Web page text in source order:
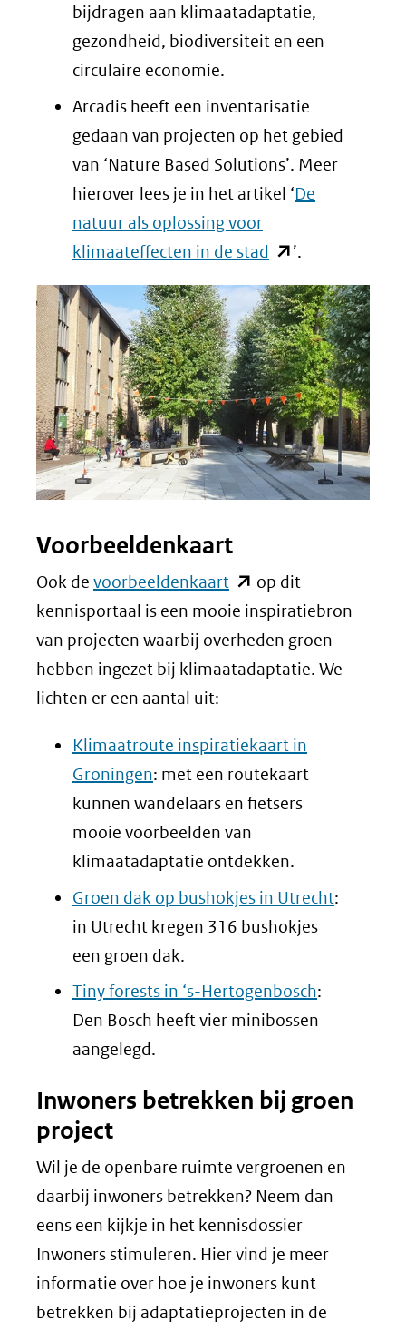
een
andere
website)
bijdragen aan klimaatadaptatie,
gezondheid, biodiversiteit en een
circulaire economie.
Arcadis heeft een inventarisatie
gedaan van projecten op het gebied
van ‘Nature Based Solutions’. Meer
hierover lees je in het artikel ‘De
natuur als oplossing voor
klimaateffecten in de stad (opent
nieuw
venster)
(verwijst
naar
een
andere
website)
’.
Voorbeeldenkaart
Ook de voorbeeldenkaart (opent
in
nieuw
venster)
een
andere
website)
op dit
kennisportaal is een mooie inspiratiebron
van projecten waarbij overheden groen
hebben ingezet bij klimaatadaptatie. We
lichten er een aantal uit:
Klimaatroute inspiratiekaart in
Groningen: met een routekaart
kunnen wandelaars en fietsers
mooie voorbeelden van
klimaatadaptatie ontdekken.
Groen dak op bushokjes in Utrecht:
in Utrecht kregen 316 bushokjes
een groen dak.
Tiny forests in ‘s-Hertogenbosch:
Den Bosch heeft vier minibossen
aangelegd.
Inwoners betrekken bij groen
project
Wil je de openbare ruimte vergroenen en
daarbij inwoners betrekken? Neem dan
eens een kijkje in het kennisdossier
Inwoners stimuleren. Hier vind je meer
informatie over hoe je inwoners kunt
betrekken bij adaptatieprojecten in de